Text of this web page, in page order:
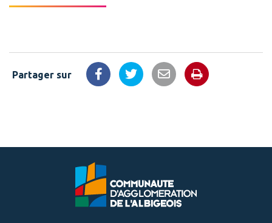
Partager sur Partager sur Facebook
Partager sur Twitter
Partager par email
Imprimer la